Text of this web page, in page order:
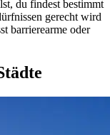
du findest bestimmt
gerecht wird
barrierearme oder